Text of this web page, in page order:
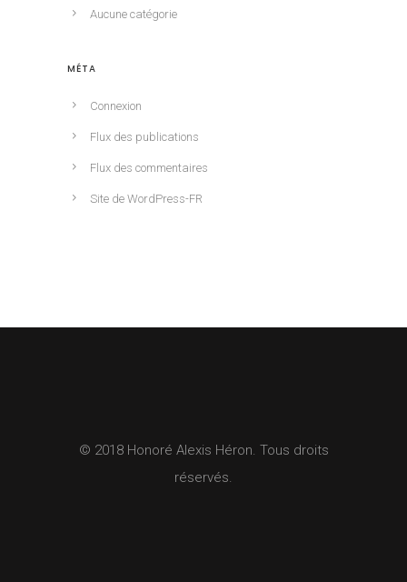
Aucune catégorie
MÉTA
Connexion
Flux des publications
Flux des commentaires
Site de WordPress-FR
© 2018 Honoré Alexis Héron. Tous droits
réservés.